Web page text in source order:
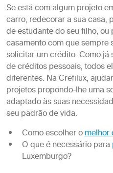
Se está com algum projeto
carro, redecorar a sua casa,
de estudante do seu filho,
casamento com que sempre
solicitar um crédito. Como já
de créditos pessoais, todos
diferentes. Na Crefilux,
projetos propondo-lhe uma
adaptado às suas
seu padrão de vida.
Como escolher omelhor
O que é necessário para
Luxemburgo?